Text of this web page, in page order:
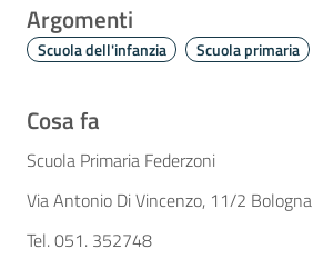
Argomenti
Scuola dell'infanzia Scuola primaria
Cosa fa
Scuola Primaria Federzoni
Via Antonio Di Vincenzo, 11/2 Bologna
Tel. 051. 352748